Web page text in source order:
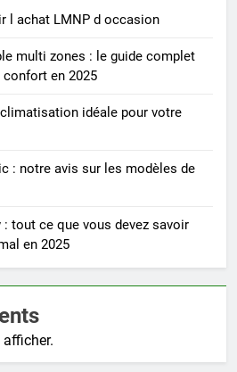
l achat LMNP d occasion
multi zones : le guide complet
en 2025
idéale pour votre
: notre avis sur les modèles de
tout ce que vous devez savoir
en 2025